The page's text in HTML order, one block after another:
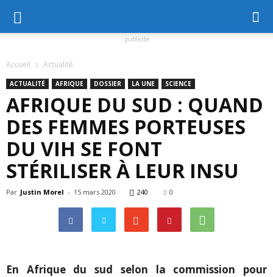
publicité
Accueil Actualité
ACTUALITÉ AFRIQUE DOSSIER LA UNE SCIENCE
AFRIQUE DU SUD : QUAND
DES FEMMES PORTEUSES
DU VIH SE FONT
STÉRILISER À LEUR INSU
Par Justin Morel - 15 mars 2020 240 0
En Afrique du sud selon la commission pour